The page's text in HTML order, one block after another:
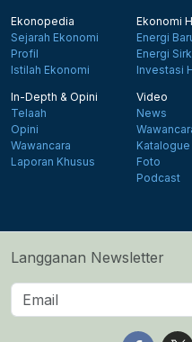
Ekonopedia
Sejarah Ekonomi
Profil
Istilah Ekonomi
Ekonomi
Energi
Energi
Investasi
In-Depth & Opini
Telaah
Opini
Wawancara
Laporan Khusus
Video
News
Katalogue
Foto
Podcast
Langganan Newsletter